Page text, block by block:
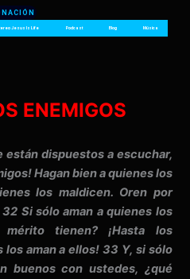
Jesus Is Life Podcast Blog Música
ENEMIGOS
están dispuestos a escuchar,
Hagan bien a quienes los
los maldicen. Oren por
Si sólo aman a quienes los
tienen? ¡Hasta los
los aman a ellos! 33 Y, si sólo
buenos con ustedes, ¿qué